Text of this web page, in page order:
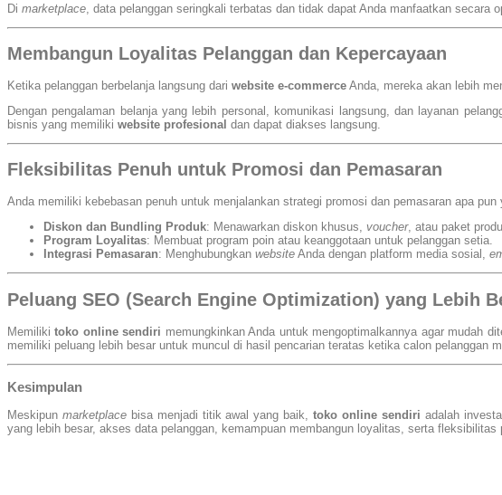
Di marketplace , data pelanggan seringkali terbatas dan tidak dapat Anda manfaatkan secara
Membangun Loyalitas Pelanggan dan Kepercayaan
Ketika pelanggan berbelanja langsung dari website e-commerce Anda, mereka akan lebih
Dengan pengalaman belanja yang lebih personal, komunikasi langsung, dan layanan
bisnis yang memiliki website profesional dan dapat diakses langsung.
Fleksibilitas Penuh untuk Promosi dan Pemasaran
Anda memiliki kebebasan penuh untuk menjalankan strategi promosi dan pemasaran apa
Diskon dan Bundling Produk: Menawarkan diskon khusus, voucher, atau paket
Program Loyalitas: Membuat program poin atau keanggotaan untuk pelanggan setia.
Integrasi Pemasaran: Menghubungkan website Anda dengan platform media sosial,
Peluang SEO (Search Engine Optimization) yang Lebih
Memilikitoko online sendiri memungkinkan Anda untuk mengoptimalkannya agar mudah
memiliki peluang lebih besar untuk muncul di hasil pencarian teratas ketika calon pelanggan
Kesimpulan
Meskipun marketplacebisa menjadi titik awal yang baik,toko online sendiri adalah
yang lebih besar, akses data pelanggan, kemampuan membangun loyalitas, serta fleksibilitas